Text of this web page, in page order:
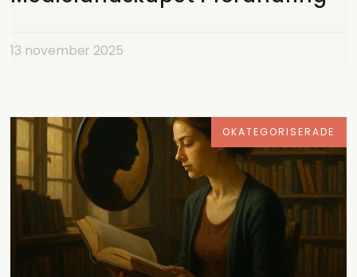
13 november 2025
OKATEGORISERADE